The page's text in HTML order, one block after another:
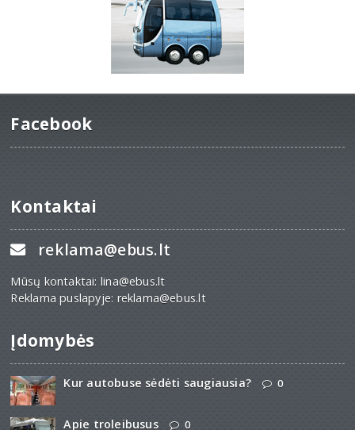
Facebook
Kontaktai
reklama@ebus.lt
Mūsų kontaktai: lina@ebus.lt
Reklama puslapyje: reklama@ebus.lt
Įdomybės
Kur autobuse sėdėti saugiausia? 0
Apie troleibusus 0